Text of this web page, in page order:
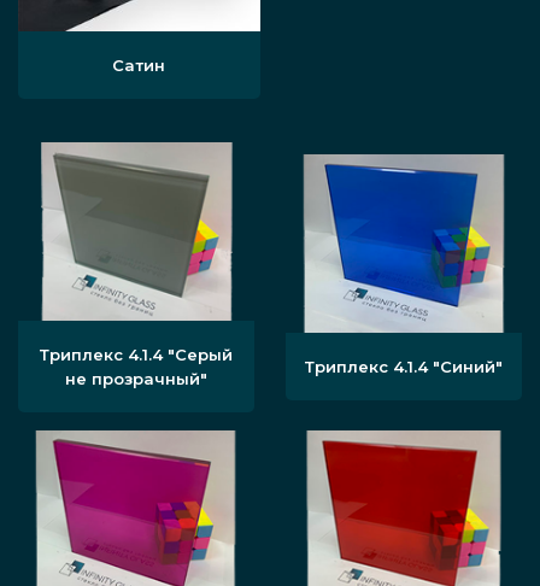
Сатин
Триплекс 4.1.4 "Серый
не прозрачный"
Триплекс 4.1.4 "Синий"